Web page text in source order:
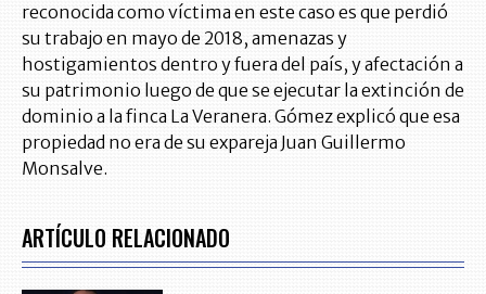
reconocida como víctima en este caso es que perdió
su trabajo en mayo de 2018, amenazas y
hostigamientos dentro y fuera del país, y afectación a
su patrimonio luego de que se ejecutar la extinción de
dominio a la finca La Veranera. Gómez explicó que esa
propiedad no era de su expareja Juan Guillermo
Monsalve.
ARTÍCULO RELACIONADO